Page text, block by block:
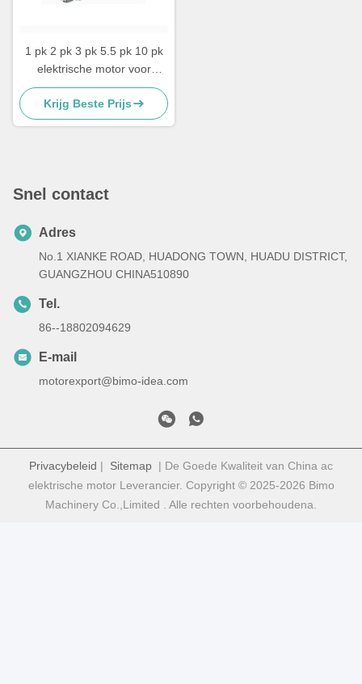
1 pk 2 pk 3 pk 5.5 pk 10 pk
elektrische motor voor
airconditioning
Krijg Beste Prijs
Snel contact
Adres
No.1 XIANKE ROAD, HUADONG TOWN, HUADU DISTRICT,
GUANGZHOU CHINA510890
Tel.
86--18802094629
E-mail
motorexport@bimo-idea.com
Privacybeleid | Sitemap | De Goede Kwaliteit van China ac
elektrische motor Leverancier. Copyright © 2025-2026 Bimo
Machinery Co.,Limited . Alle rechten voorbehoudena.